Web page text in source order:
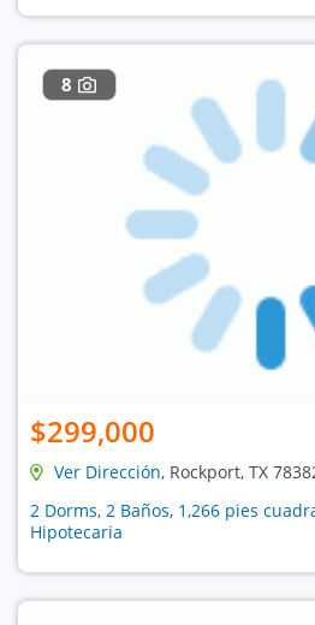
8
$299,000
Ver Dirección, Rockport, TX
2 Dorms, 2 Baños, 1,266 pies
Hipotecaria